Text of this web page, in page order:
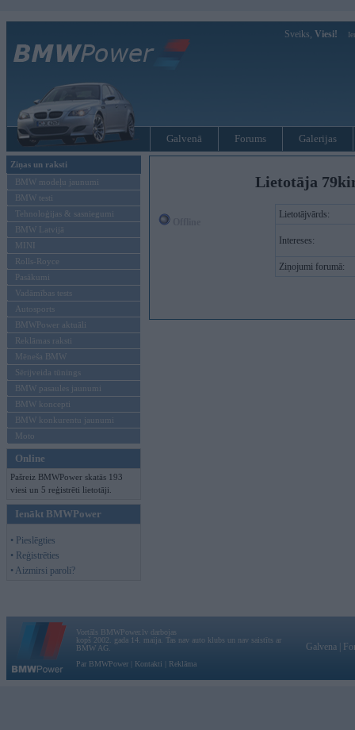
Sveiks, Viesi!
Galvenā Forums Galerijas
Ziņas un raksti
BMW modeļu jaunumi
BMW testi
Tehnoloģijas & sasniegumi
BMW Latvijā
MINI
Rolls-Royce
Pasākumi
Vadāmības tests
Autosports
BMWPower aktuāli
Reklāmas raksti
Mēneša BMW
Sērijveida tūnings
BMW pasaules jaunumi
BMW koncepti
BMW konkurentu jaunumi
Moto
Online
Pašreiz BMWPower skatās 193
viesi un 5 reģistrēti lietotāji.
Ienākt BMWPower
• Pieslēgties
• Reģistrēties
• Aizmirsi paroli?
Lietotāja
Lietotājvārds:
Intereses:
Ziņojumi forumā:
Vortāls BMWPower.lv darbojas
kopš 2002. gada 14. maija. Tas nav auto klubs un nav saistīts ar
BMW AG.
Par BMWPower
Kontakti Reklāma
Galvena